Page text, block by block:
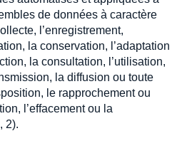
de données à caractère
l’enregistrement,
la conservation, l’adaptation
la consultation, l’utilisation,
la diffusion ou toute
le rapprochement ou
l’effacement ou la
2).